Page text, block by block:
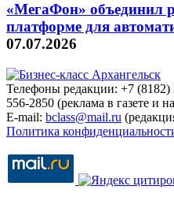
«МегаФон» объединил
платформе для
07.07.2026
Телефоны редакции: +7 (8182)
556-2850 (реклама в газете и
E-mail: bclass@mail.ru
Политика